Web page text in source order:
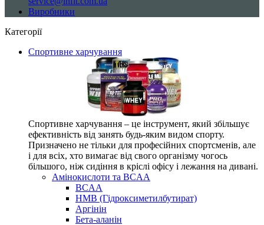
Виробники
Категорії
Спортивне харчування
Спортивне харчування – це інструмент, який збільшує
ефективність від занять будь-яким видом спорту.
Призначено не тільки для професійних спортсменів, але
і для всіх, хто вимагає від свого організму чогось
більшого, ніж сидіння в кріслі офісу і лежання на дивані.
Амінокислоти та BCAA
BCAA
HMB (Гідроксиметилбутират)
Аргінін
Бета-аланін